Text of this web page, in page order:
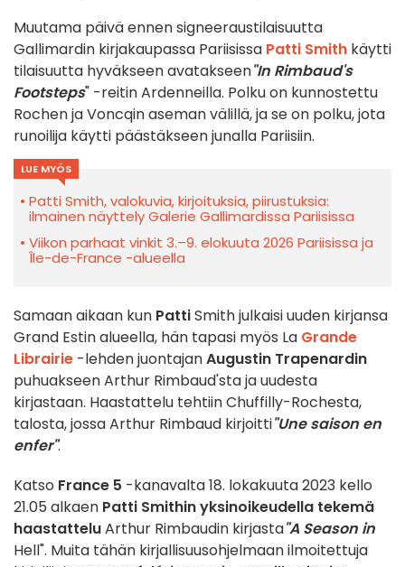
Muutama päivä ennen signeeraustilaisuutta
Gallimardin kirjakaupassa Pariisissa Patti Smith käytti
tilaisuutta hyväkseen avatakseen"In Rimbaud's
Footsteps" -reitin Ardenneilla. Polku on kunnostettu
Rochen ja Voncqin aseman välillä, ja se on polku, jota
runoilija käytti päästäkseen junalla Pariisiin.
LUE MYÖS
Patti Smith, valokuvia, kirjoituksia, piirustuksia:
ilmainen näyttely Galerie Gallimardissa Pariisissa
Viikon parhaat vinkit 3.–9. elokuuta 2026 Pariisissa ja
Île-de-France -alueella
Samaan aikaan kun PattiSmith julkaisi uuden kirjansa
Grand Estin alueella, hän tapasi myös La Grande
Librairie -lehden juontajanAugustin Trapenardin
puhuakseen Arthur Rimbaud'sta ja uudesta
kirjastaan. Haastattelu tehtiin Chuffilly-Rochesta,
talosta, jossa Arthur Rimbaud kirjoitti"Une saison en
enfer".
Katso France 5 -kanavalta 18. lokakuuta 2023 kello
21.05 alkaen Patti Smithin yksinoikeudella tekemä
haastatteluArthur Rimbaudin kirjasta"A Season in
Hell". Muita tähän kirjallisuusohjelmaan ilmoitettuja